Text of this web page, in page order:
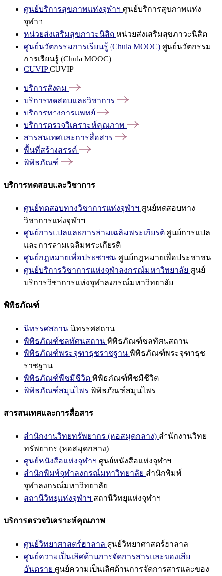
ศูนย์บริการสุขภาพแห่งจุฬาฯ ศูนย์บริการสุขภาพแห่ง
จุฬาฯ
หน่วยส่งเสริมสุขภาวะนิสิต หน่วยส่งเสริมสุขภาวะนิสิต
ศูนย์นวัตกรรมการเรียนรู้ (Chula MOOC) ศูนย์นวัตกรรม
การเรียนรู้ (Chula MOOC)
CUVIPCUVIP
บริการสังคม
บริการทดสอบและวิชาการ
บริการทางการแพทย์
บริการตรวจวิเคราะห์คุณภาพ
สารสนเทศและการสื่อสาร
พื้นที่สร้างสรรค์
พิพิธภัณฑ์
บริการทดสอบและวิชาการ
ศูนย์ทดสอบทางวิชาการแห่งจุฬาฯ ศูนย์ทดสอบทาง
วิชาการแห่งจุฬาฯ
ศูนย์การแปลและการล่ามเฉลิมพระเกียรติ ศูนย์การแปล
และการล่ามเฉลิมพระเกียรติ
ศูนย์กฎหมายเพื่อประชาชน ศูนย์กฎหมายเพื่อประชาชน
ศูนย์บริการวิชาการแห่งจุฬาลงกรณ์มหาวิทยาลัย ศูนย์
บริการวิชาการแห่งจุฬาลงกรณ์มหาวิทยาลัย
พิพิธภัณฑ์
นิทรรศสถาน นิทรรศสถาน
พิพิธภัณฑ์ชลทัศนสถาน พิพิธภัณฑ์ชลทัศนสถาน
พิพิธภัณฑ์พระจุฑาธุชราชฐาน พิพิธภัณฑ์พระจุฑาธุช
ราชฐาน
พิพิธภัณฑ์พืชมีชีวิต พิพิธภัณฑ์พืชมีชีวิต
พิพิธภัณฑ์สมุนไพร พิพิธภัณฑ์สมุนไพร
สารสนเทศและการสื่อสาร
สำนักงานวิทยทรัพยากร (หอสมุดกลาง) สำนักงานวิทย
ทรัพยากร (หอสมุดกลาง)
ศูนย์หนังสือแห่งจุฬาฯ ศูนย์หนังสือแห่งจุฬาฯ
สำนักพิมพ์จุฬาลงกรณ์มหาวิทยาลัย สำนักพิมพ์
จุฬาลงกรณ์มหาวิทยาลัย
สถานีวิทยุแห่งจุฬาฯ สถานีวิทยุแห่งจุฬาฯ
บริการตรวจวิเคราะห์คุณภาพ
ศูนย์วิทยาศาสตร์ฮาลาล ศูนย์วิทยาศาสตร์ฮาลาล
ศูนย์ความเป็นเลิศด้านการจัดการสารและของเสีย
อันตราย ศูนย์ความเป็นเลิศด้านการจัดการสารและของ